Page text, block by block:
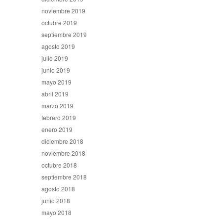
noviembre 2019
octubre 2019
septiembre 2019
agosto 2019
julio 2019
junio 2019
mayo 2019
abril 2019
marzo 2019
febrero 2019
enero 2019
diciembre 2018
noviembre 2018
octubre 2018
septiembre 2018
agosto 2018
junio 2018
mayo 2018